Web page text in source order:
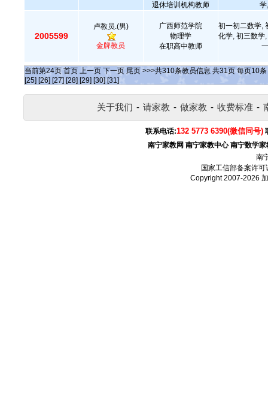
退休培训机构教师
2005599
卢教员.(男)
金牌教员
广西师范学院
物理学
在职高中教师
初一初二数学,
化学, 初三数学
当前第24页 首页 上一页 下一页 尾页 >>>共310条教员信息 共31页 每页10条
[25] [26] [27] [28] [29] [30] [31]
关于我们 - 请家教 - 做家教 - 收费标准 -
联系电话:132 5773 6390(微信同号)
南宁家教网 南宁家教中心 南宁数学家
南
国家工信部备案许可
Copyright 2007-2026